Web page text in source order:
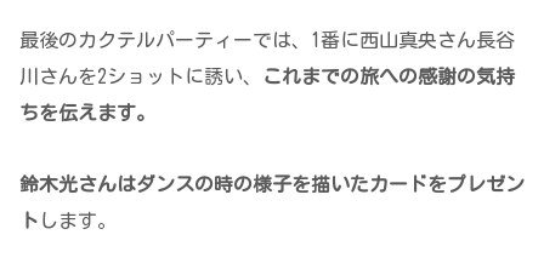
最後のカクテルパーティーでは、1番に西山真央さん長谷
川さんを2ショットに誘い、
これまでの旅への感謝の気持
ちを伝えます。
鈴木光さんはダンスの時の様子を描いたカードをプレゼン
ト します。